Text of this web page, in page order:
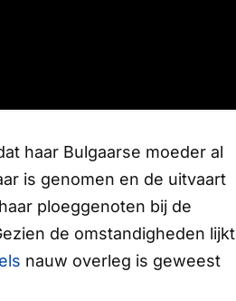
haar Bulgaarse moeder al
is genomen en de uitvaart
ploeggenoten bij de
de omstandigheden lijkt
nauw overleg is geweest